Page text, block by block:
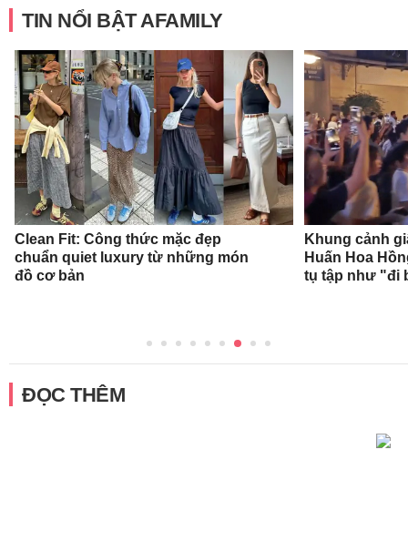
TIN NỔI BẬT AFAMILY
Clean Fit: Công thức mặc đẹp
chuẩn quiet luxury từ những món
đồ cơ bản
Khung cảnh
Huấn Hoa
tụ tập như "đi
ĐỌC THÊM